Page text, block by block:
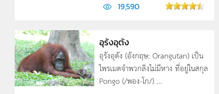
19,590
อุรังอุตัง
อุรังอุตัง (อังกฤษ: Orangutan) เป็น
ไพรเมตจำพวกลิงไม่มีหาง ที่อยู่ในสกุล
Pongo (/พอง-โก/) ...